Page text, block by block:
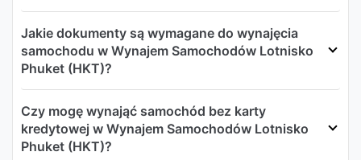
Jakie dokumenty są wymagane do wynajęcia
samochodu w Wynajem Samochodów Lotnisko
Phuket (HKT)?
Czy mogę wynająć samochód bez karty
kredytowej w Wynajem Samochodów Lotnisko
Phuket (HKT)?